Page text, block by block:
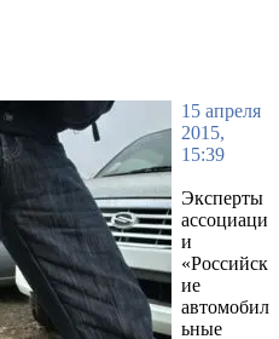
15 апреля
2015,
15:39
Эксперты
ассоциаци
и
«Российск
ие
автомобил
ьные